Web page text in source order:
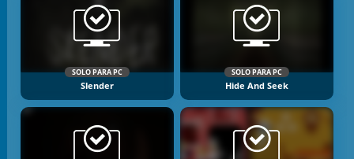
SOLO PARA PC
Slender
SOLO PARA PC
Hide And Seek